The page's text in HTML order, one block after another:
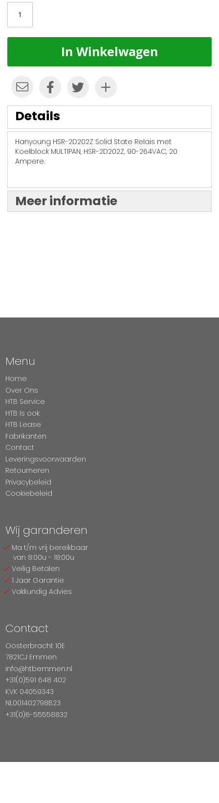
In Winkelwagen
Details
Hanyoung HSR-2D202Z Solid State Relais met
Koelblock MULTIPAN, HSR-2D202Z, 90-264VAC, 20
Ampere.
Meer informatie
Menu
Home
Over Ons
HTB Service
HTB Is ook
HTB Lease
Fabrikanten
Contact
Leveringsvoorwaarden
Retourneren
Privacybeleid
Cookiebeleid
Wij garanderen
Ma t/m vrij bereikbaar
van 8:00u - 18:00u
Veilig Betalen
1 Jaar Garantie
Vakkundig Advies
Contact
Oosterbracht 10E
7821CJ Emmen
info@htbemmen.nl
+31(0)591 648 402
KVK 04059343
NL001402798B23
+31(0)6-55558832